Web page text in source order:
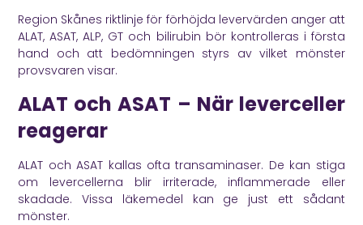
Region Skånes riktlinje för förhöjda levervärden anger att
ALAT, ASAT, ALP, GT och bilirubin bör kontrolleras i första
hand och att bedömningen styrs av vilket mönster
provsvaren visar.
ALAT och ASAT – När leverceller
reagerar
ALAT och ASAT kallas ofta transaminaser. De kan stiga
om levercellerna blir irriterade, inflammerade eller
skadade. Vissa läkemedel kan ge just ett sådant
mönster.